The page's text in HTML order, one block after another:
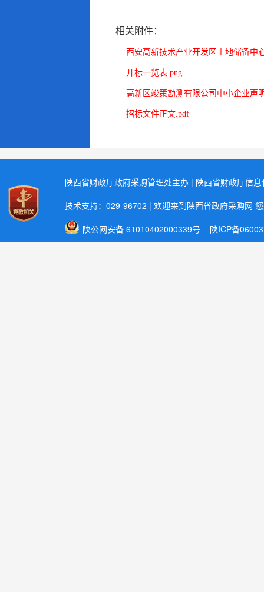
相关附件：
西安高新技术产业开发区土地储备中
开标一览表.png
高新区竣策勘测有限公司中小企业声
招标文件正文.pdf
陕西省财政厅政府采购管理处主办 | 陕西省财政厅信
技术支持：029-96702 | 欢迎来到陕西省政府采购网
陕公网安备 61010402000339号 陕ICP备